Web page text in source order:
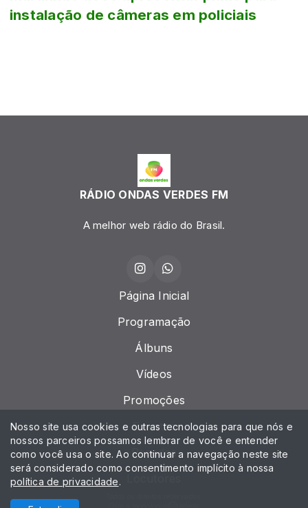
instalação de câmeras em policiais
RÁDIO ONDAS VERDES FM
A melhor web rádio do Brasil.
Página Inicial
Programação
Álbuns
Vídeos
Promoções
Eventos
Recados
Nosso site usa cookies e outras tecnologias para que nós e
nossos parceiros possamos lembrar de você e entender
como você usa o site. Ao continuar a navegação neste site
será considerado como consentimento implícito à nossa
política de privacidade.